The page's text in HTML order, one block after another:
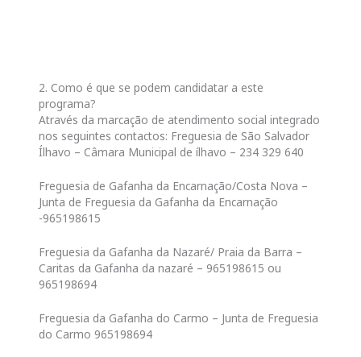
2. Como é que se podem candidatar a este
programa?
Através da marcação de atendimento social integrado
nos seguintes contactos: Freguesia de São Salvador
Ílhavo – Câmara Municipal de ílhavo – 234 329 640
Freguesia de Gafanha da Encarnação/Costa Nova –
Junta de Freguesia da Gafanha da Encarnação
-965198615
Freguesia da Gafanha da Nazaré/ Praia da Barra –
Caritas da Gafanha da nazaré – 965198615 ou
965198694
Freguesia da Gafanha do Carmo – Junta de Freguesia
do Carmo 965198694